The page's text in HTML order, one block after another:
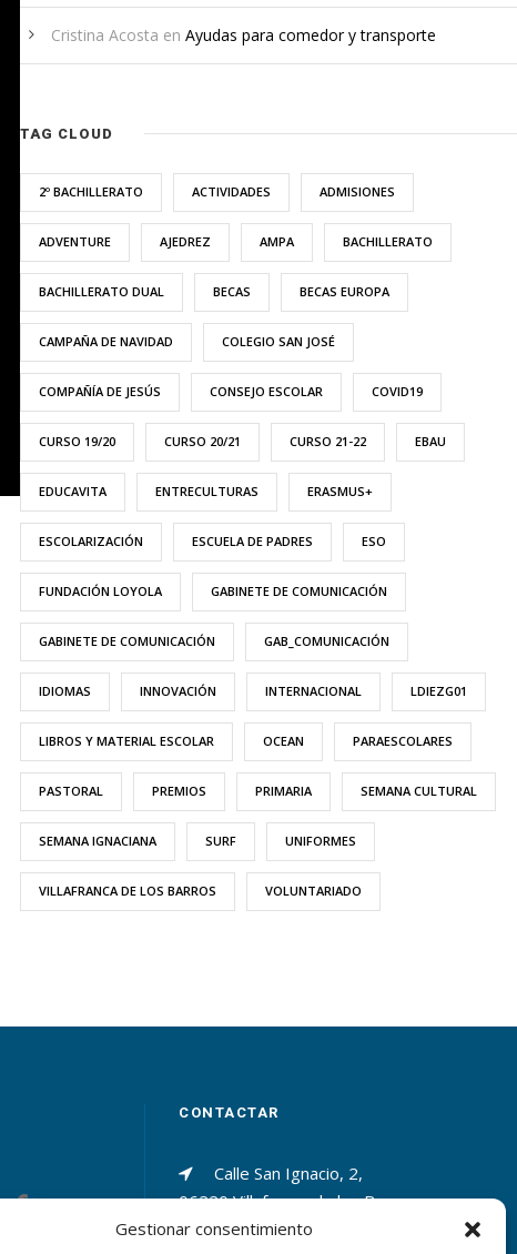
Gestionar consentimiento
Cristina Acosta enAyudas para comedor y transporte
TAG CLOUD
2º BACHILLERATO ACTIVIDADES ADMISIONES
ADVENTURE AJEDREZ AMPA BACHILLERATO
BACHILLERATO DUAL BECAS BECAS EUROPA
CAMPAÑA DE NAVIDAD COLEGIO SAN JOSÉ
COMPAÑÍA DE JESÚS CONSEJO ESCOLAR COVID19
CURSO 19/20 CURSO 20/21 CURSO 21-22 EBAU
EDUCAVITA ENTRECULTURAS ERASMUS+
ESCOLARIZACIÓN ESCUELA DE PADRES ESO
FUNDACIÓN LOYOLA GABINETE DE COMUNICACIÓN
GABINETE DE COMUNICACIÓN GAB_COMUNICACIÓN
IDIOMAS INNOVACIÓN INTERNACIONAL LDIEZG01
LIBROS Y MATERIAL ESCOLAR OCEAN PARAESCOLARES
PASTORAL PREMIOS PRIMARIA SEMANA CULTURAL
SEMANA IGNACIANA SURF UNIFORMES
VILLAFRANCA DE LOS BARROS VOLUNTARIADO
CONTACTAR
Calle San Ignacio, 2,
06220 Villafranca de los Barros
(Badajoz)